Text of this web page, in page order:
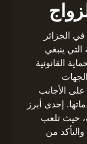
الجزائر
التي ينبغي
القانونية
على الأجانب
إحدى أبرز
حيث تلعب
من